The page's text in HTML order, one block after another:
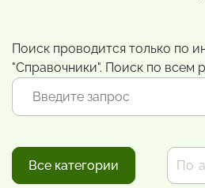
Поиск проводится только по
"Справочники". Поиск по всем
Все категории